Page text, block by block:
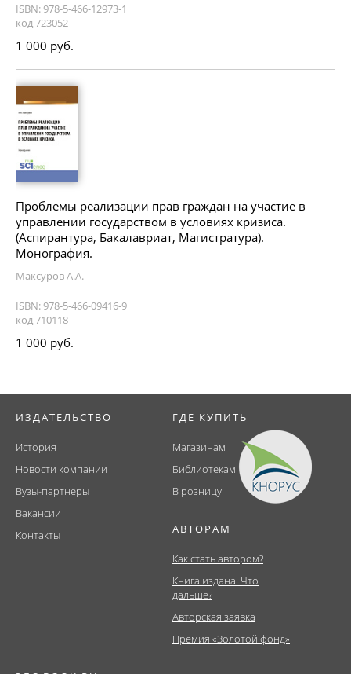
ISBN: 978-5-466-12973-1
код 723052
1 000 руб.
Проблемы реализации прав граждан на участие в
управлении государством в условиях кризиса.
(Аспирантура, Бакалавриат, Магистратура).
Монография.
Максуров А.А.
ISBN: 978-5-466-09416-9
код 710118
1 000 руб.
ИЗДАТЕЛЬСТВО
История
Новости компании
Вузы-партнеры
Вакансии
Контакты
ГДЕ КУПИТЬ
Магазинам
Библиотекам
В розницу
АВТОРАМ
Как стать автором?
Книга издана. Что
дальше?
Авторская заявка
Премия «Золотой фонд»